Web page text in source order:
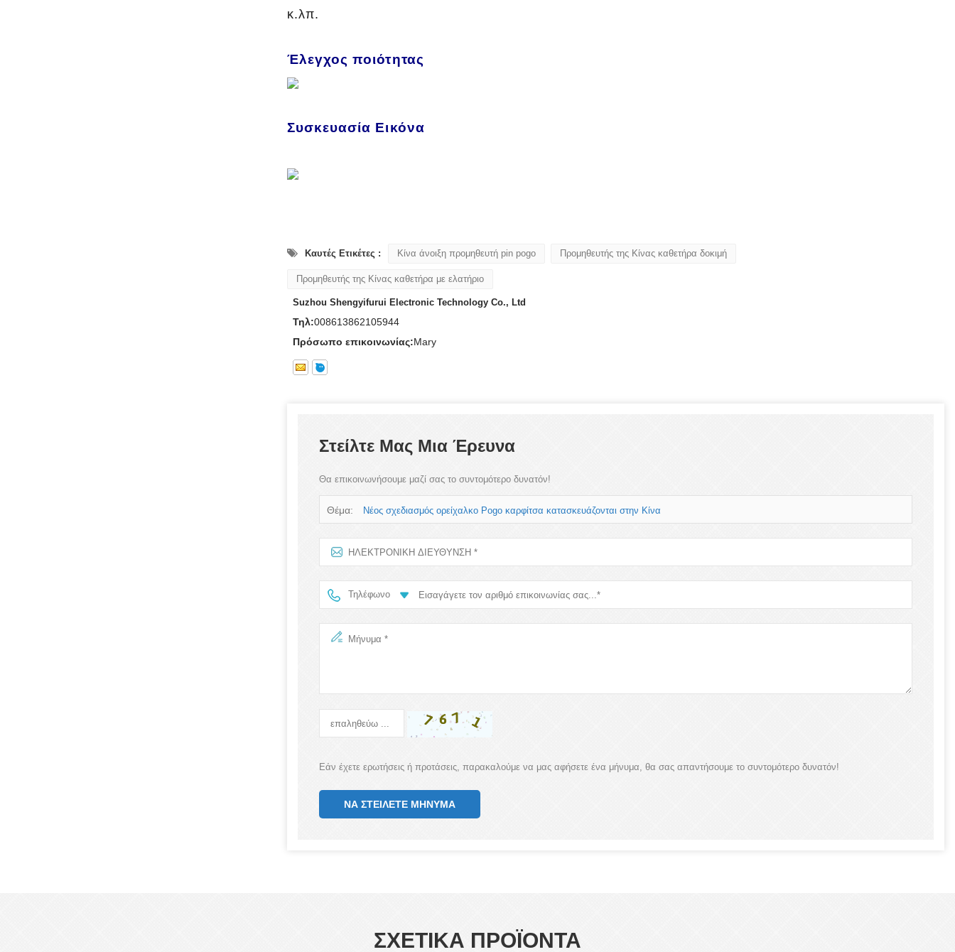
κ.λπ.
Έλεγχος ποιότητας
Συσκευασία Εικόνα
Καυτές Ετικέτες : Κίνα άνοιξη προμηθευτή pin pogo Προμηθευτής της Κίνας καθετήρα δοκιμή
Προμηθευτής της Κίνας καθετήρα με ελατήριο
Suzhou Shengyifurui Electronic Technology Co., Ltd
Τηλ:008613862105944
Πρόσωπο επικοινωνίας:Mary
Στείλτε Μας Μια Έρευνα
Θα επικοινωνήσουμε μαζί σας το συντομότερο δυνατόν!
Θέμα: Νέος σχεδιασμός ορείχαλκο Pogo καρφίτσα κατασκευάζονται στην Κίνα
Τηλέφωνο
Εάν έχετε ερωτήσεις ή προτάσεις, παρακαλούμε να μας αφήσετε ένα μήνυμα, θα σας απαντήσουμε το συντομότερο δυνατόν!
ΝΑ ΣΤΕΊΛΕΤΕ ΜΉΝΥΜΑ
ΣΧΕΤΙΚΑ ΠΡΟΪΟΝΤΑ